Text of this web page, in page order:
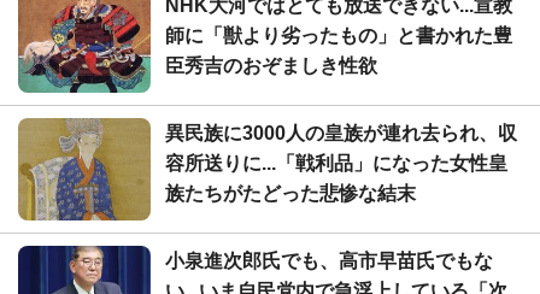
NHK大河ではとても放送できない...宣教
師に「獣より劣ったもの」と書かれた豊
臣秀吉のおぞましき性欲
異民族に3000人の皇族が連れ去られ、収
容所送りに...「戦利品」になった女性皇
族たちがたどった悲惨な結末
小泉進次郎氏でも、高市早苗氏でもな